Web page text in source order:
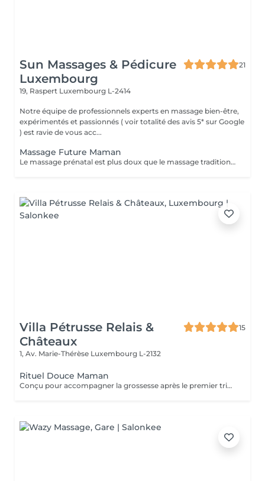
Sun Massages & Pédicure
Luxembourg
21
19, Raspert Luxembourg L-2414
Notre équipe de professionnels experts en massage bien-être,
expérimentés et passionnés ( voir totalité des avis 5* sur Google
) est ravie de vous acc...
Massage Future Maman
Le massage prénatal est plus doux que le massage traditionnel mais saura néanmoins apporter réconfort aux muscles tendus, aux crampes associées au poids supplémentaire et aux changements physiques lors de la grossesse, ainsi que lutter contre le problème de circulation souvent responsable de jambes lourdes. Il pourra servir en tant que support émotif à la femme enceinte et se répercuter de façon bénéfique pour le bébé. Aussi, il procurera une réduction du stress et enseignera à la future maman l'art de la relaxation et de développement de sa capacité respiratoire, clés importantes pour l'accouchement. Pour son plus grand confort et un parfait lâcher-prise, nous utilisons un coussin morphologique breveté qui s'adapte aux formes de la future maman.
Villa Pétrusse Relais &
Châteaux
15
1, Av. Marie-Thérèse Luxembourg L-2132
Rituel Douce Maman
Conçu pour accompagner la grossesse après le premier trimestre, ou la période du post-partum, ce soin allie douceur et efficacité. Les gestes, spécifiquement adaptés, améliorent l'élasticité de la peau et stimulent la circulation, tout en apaisant les tensions propres à cette période de la vie. Une parenthèse sur-mesure, pensée pour soulager le corps et offrir un moment de calme absolu à la future ou jeune maman.